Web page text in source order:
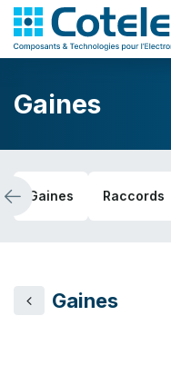
Gaines
Gaines Raccords
Gaines